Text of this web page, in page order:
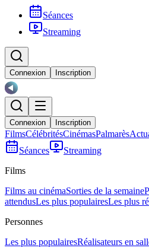
Séances
Streaming
Connexion Inscription
Connexion Inscription
FilmsCélébritésCinémasPalmarès
Séances
Streaming
Films
Films au cinémaSorties de la semaine
attendusLes plus populairesLes plus
Personnes
Les plus populairesRéalisateurs en